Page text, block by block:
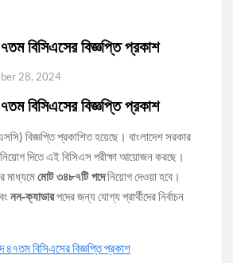
বিসিএসের বিজ্ঞপ্তি প্রকাশ
28, 2024
বিসিএসের বিজ্ঞপ্তি প্রকাশ
বিজ্ঞপ্তি প্রকাশিত হয়েছে। বাংলাদেশ সরকার
দিতে এই বিসিএস পরীক্ষা আয়োজন করছে।
মাধ্যমেমোট ৩৪৮৭টি পদেনিয়োগ দেওয়া হবে।
নন-ক্যাডারপদের জন্য যোগ্য প্রার্থীদের নির্বাচন